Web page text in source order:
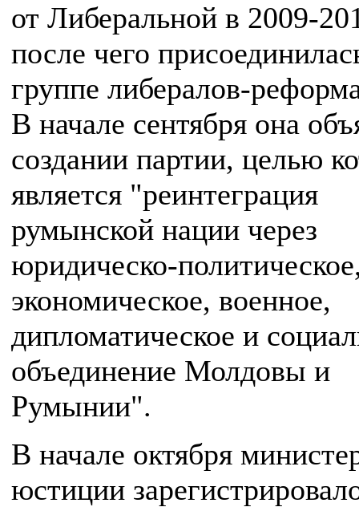
от Либеральной в 2009-
после чего
группе либералов-
В начале сентября она
создании партии, целью
является "реинтеграция
румынской нации через
юридическо-
экономическое, военное,
дипломатическое и
объединение Молдовы и
Румынии".
В начале октября
юстиции